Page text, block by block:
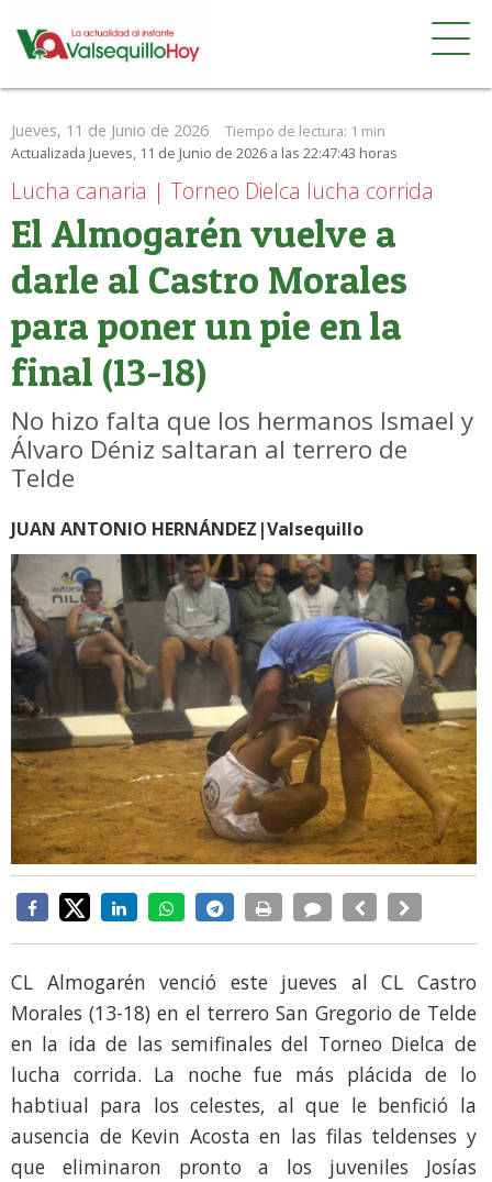
Jueves, 11 de Junio de 2026 Tiempo de lectura: 1 min
Actualizada Jueves, 11 de Junio de 2026 a las 22:47:43 horas
Lucha canaria | Torneo Dielca lucha corrida
El Almogarén vuelve a
darle al Castro Morales
para poner un pie en la
final (13-18)
No hizo falta que los hermanos Ismael y
Álvaro Déniz saltaran al terrero de
Telde
JUAN ANTONIO HERNÁNDEZ|Valsequillo
CL Almogarén venció este jueves al CL Castro
Morales (13-18) en el terrero San Gregorio de Telde
en la ida de las semifinales del Torneo Dielca de
lucha corrida. La noche fue más plácida de lo
habtiual para los celestes, al que le benfició la
ausencia de Kevin Acosta en las filas teldenses y
que eliminaron pronto a los juveniles Josías